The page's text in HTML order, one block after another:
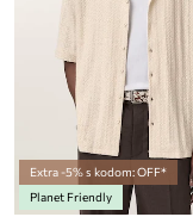
Extra -5% s kodom: OFF*
Planet Friendly